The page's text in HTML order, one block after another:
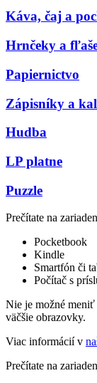
Káva, čaj a
Hrnčeky a
Papiernictvo
Zápisníky a
Hudba
LP platne
Puzzle
Prečítate na
Pocketbook
Kindle
Smartfón či
Počítač s
Nie je možné
väčšie obrazovky.
Viac informácií v
Prečítate na